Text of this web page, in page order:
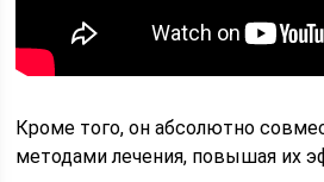
Кроме того, он абсолютно
методами лечения, повышая их